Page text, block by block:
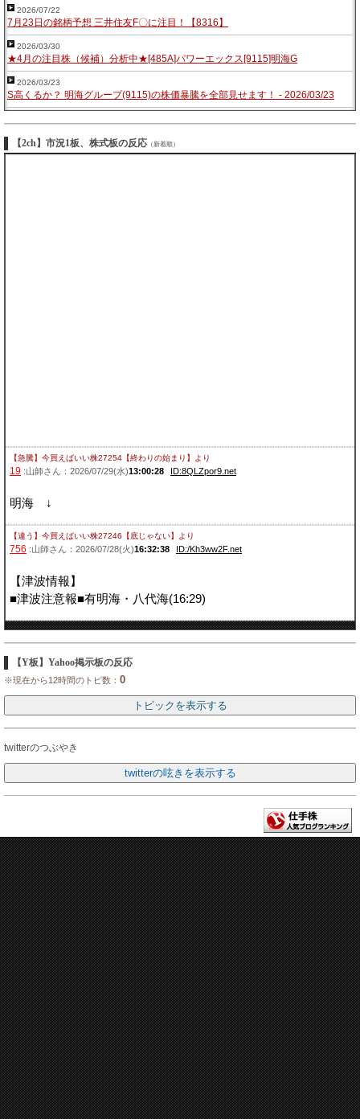
2026/07/22
7月23日の銘柄予想 三井住友F〇に注目！【8316】
2026/03/30
★4月の注目株（候補）分析中★[485A]パワーエックス[9115]明海G
2026/03/23
S高くるか？ 明海グループ(9115)の株価暴騰を全部見せます！ - 2026/03/23
【2ch】市況1板、株式板の反応 （新着順）
【急騰】今買えばいい株27254【終わりの始まり】 より
19 :山師さん：2026/07/29(水)13:00:28 ID:8QLZpor9.net
明海 ↓
【違う】今買えばいい株27246【底じゃない】 より
756 :山師さん：2026/07/28(火)16:32:38 ID:/Kh3ww2F.net
【津波情報】
■津波注意報■有明海・八代海(16:29)
【Y板】Yahoo掲示板の反応
※現在から12時間のトピ数： 0
twitterのつぶやき